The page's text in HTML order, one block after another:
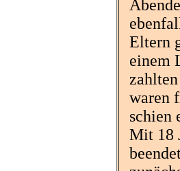
Eltern
einem
waren
schien
Mit 18